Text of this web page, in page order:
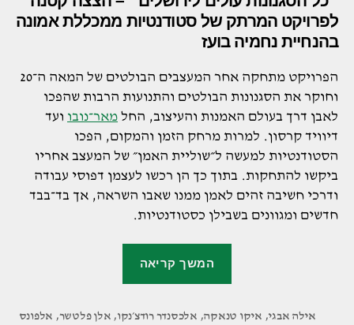
לפרויקט המרתק של סטודנטיות ממכללת אמונה
בהנחיית נחמיה בועז
הפרויקט מתחקה אחר המעצבים הבולטים של המאה ה־20
וחוקר את הסגנונות הבולטים והתנועות הרבות שהפכו
לאבן דרך בעולם האמנות והעיצוב, החל מאר־נובו ועד
דיוויד קרסון. למרות מרחק הזמן והמקום, הפכו
הסטודנטיות למעשה ל״שוליית האמן״ של המעצב אחריו
ביקשו להתחקות. בתוך כך הן רכשו לעצמן דפוסי עבודה
ודרכי חשיבה זהים לאמן ממנו שאבו השראה, אך בד־בבד
חדשים ומגוונים בשבילן כסטודנטיות.
המשך קריאה
עיצבו
אילה אבגי, איקו טנאקה, אלכסנדר רודצ׳נקו, אלן פלטשר, אלפונס